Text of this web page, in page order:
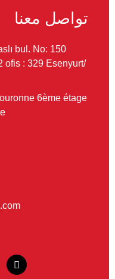
تواصل معنا
bul. No: 150
ofis : 329 Esenyurt/
6ème étage